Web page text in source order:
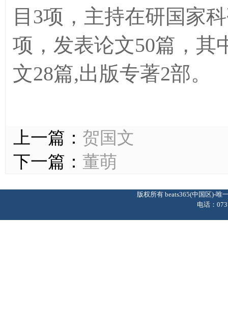
目3项，主持在研国家
项，发表论文50篇，其
文28篇,出版专著2部。
上一篇： 贺国文
下一篇： 董萌
版权所有 beats365(中国区)-
电话：